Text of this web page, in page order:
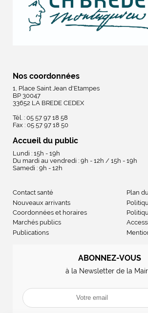
Nos coordonnées
1, Place Saint Jean d'Etampes
BP 30047
33652 LA BREDE CEDEX
Tél. : 05 57 97 18 58
Fax : 05 57 97 18 50
Accueil du public
Lundi : 15h - 19h
Du mardi au vendredi : 9h - 12h / 15h - 19h
Samedi : 9h - 12h
Contact santé
Nouveaux arrivants
Coordonnées et horaires
Marchés publics
Publications
Plan
ABONNEZ-VOUS
à la Newsletter de la